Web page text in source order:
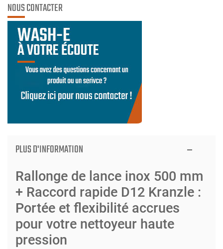
NOUS CONTACTER
PLUS D'INFORMATION
Rallonge de lance inox 500 mm
+ Raccord rapide D12 Kranzle :
Portée et flexibilité accrues
pour votre nettoyeur haute
pression